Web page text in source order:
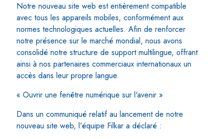
Notre nouveau site web est entièrement compatible
avec tous les appareils mobiles, conformément aux
normes technologiques actuelles. Afin de renforcer
notre présence sur le marché mondial, nous avons
consolidé notre structure de support multilingue, offrant
ainsi à nos partenaires commerciaux internationaux un
accès dans leur propre langue.
« Ouvrir une fenêtre numérique sur l'avenir »
Dans un communiqué relatif au lancement de notre
nouveau site web, l'équipe Filkar a déclaré :